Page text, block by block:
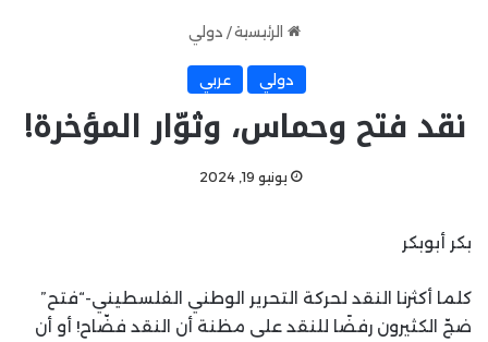
الرئيسية / دولي
دولي عربي
نقد فتح وحماس، وثوّار المؤخرة!
يونيو 19, 2024
بكر أبوبكر
كلما أكثرنا النقد لحركة التحرير الوطني الفلسطيني-“فتح”
ضجّ الكثيرون رفضًا للنقد على مظنة أن النقد فضّاح! أو أن